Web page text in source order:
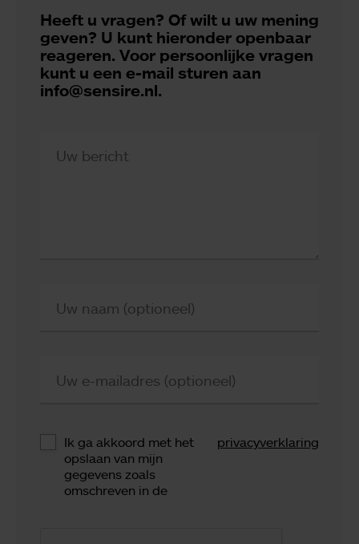
Heeft u vragen? Of wilt u uw mening
geven? U kunt hieronder openbaar
reageren. Voor persoonlijke vragen
kunt u een e-mail sturen aan
info@sensire.nl.
Uw bericht
Uw naam (optioneel)
Uw e-mailadres (optioneel)
Ik ga akkoord met het
opslaan van mijn
gegevens zoals
omschreven in de
privacyverklaring